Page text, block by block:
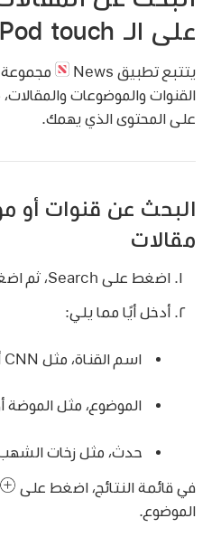
على الـ iPod touch
يتتبع تطبيق News
مجموعة
القنوات والموضوعات
على المحتوى الذي يهمك.
البحث عن قنوات أو
مقالات
اضغط على Search، ثم اضغط على حقل البحث.
أدخل أيًا مما يلي:
اسم القناة، مثل CNN أو
الموضوع، مثل الموضة
حدث، مثل زخات الشهب
في قائمة النتائج، اضغط على
الموضوع.